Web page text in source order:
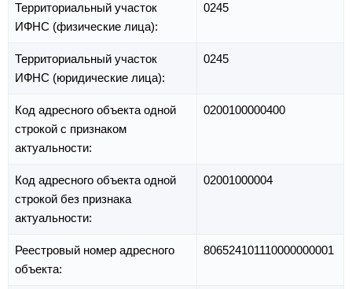
Территориальный участок
ИФНС (физические лица):
0245
Территориальный участок
ИФНС (юридические лица):
0245
Код адресного объекта одной
строкой с признаком
актуальности:
0200100000400
Код адресного объекта одной
строкой без признака
актуальности:
02001000004
Реестровый номер адресного
объекта:
806524101110000000001